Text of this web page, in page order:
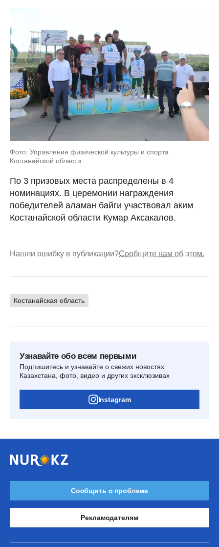
Фото: Управление физической культуры и спорта
Костанайской области
По 3 призовых места распределены в 4
номинациях. В церемонии награждения
победителей аламан байги участвовал аким
Костанайской области Кумар Аксакалов.
Нашли ошибку в публикации?Сообщите нам об этом.
Костанайская область
Узнавайте обо всем первыми
Подпишитесь и узнавайте о свежих новостях
Казахстана, фото, видео и других эксклюзивах
Instagram
Сообщить о проблеме
Рекламодателям